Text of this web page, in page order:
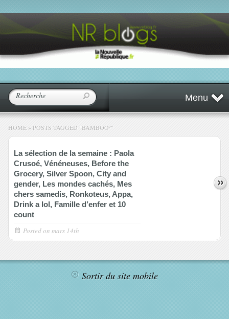
Menu
HOME » POSTS TAGGED "BAMBOO²"
La sélection de la semaine : Paola
Crusoé, Vénéneuses, Before the
Grocery, Silver Spoon, City and
gender, Les mondes cachés, Mes
chers samedis, Ronkoteus, Appa,
Drink a lol, Famille d’enfer et 10
count
Posted on mars 14th
Sortir du site mobile